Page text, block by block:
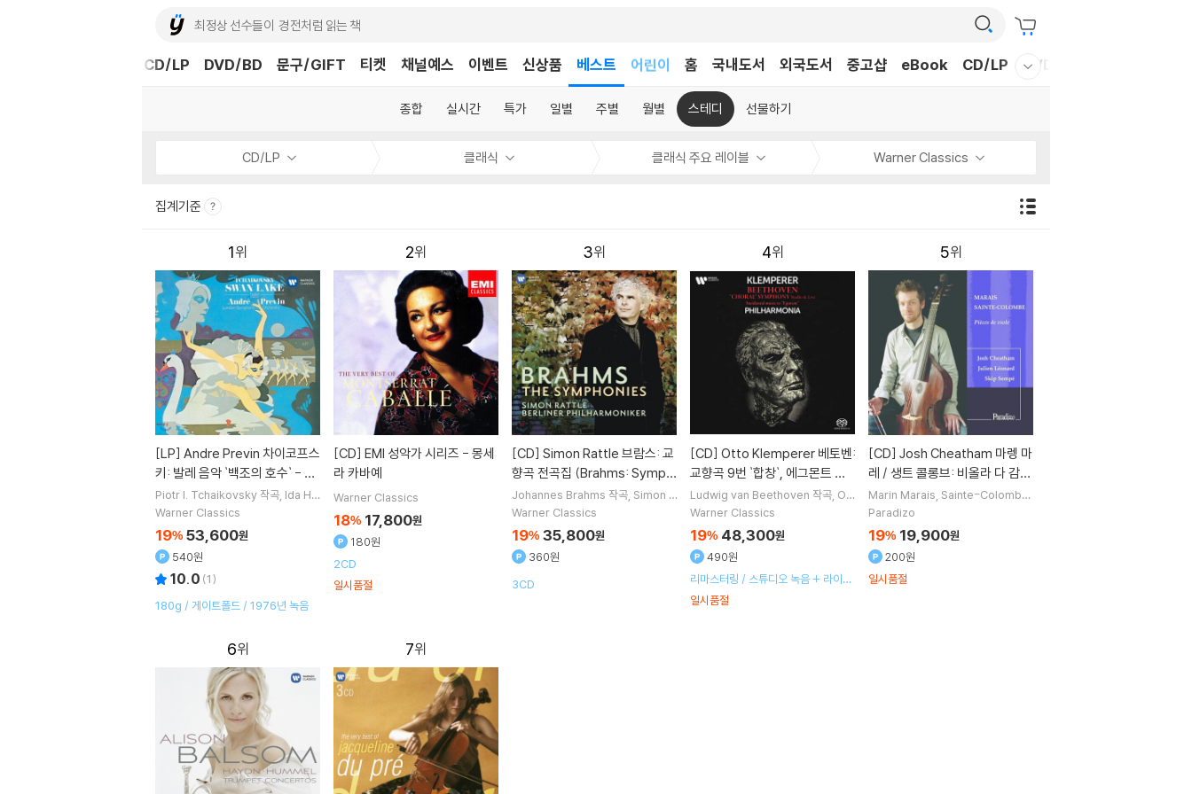
채널예스 이벤트 신상품 베스트
어린이
어린이
홈 국내도서 외국도서 중고샵 eBook CD/LP DVD/BD
CD/LP DVD/BD 문구/GIFT 티켓
종합 실시간 특가 일별 주별 월별 스테디 선물하기
CD/LP 클래식 클래식 주요 레이블 Warner Classics
집계기준
1
[LP]
키: 발레 음악 `백조의 호수` - 앙
드레 프레빈 (Tchaikovsky: S
wan Lake)[3LP]
Piotr I. Tchaikovsky 작곡 Ida Ha
endel연주 Andre Previn
케스트라
Warner Classics
19% 53,600원
540원
10.0 (1)
180g / 게이트폴드 / 1976년 녹음
2
[CD]
라 카바예
Warner Classics
18% 17,800원
180원
2CD
일시품절
3
[CD]
향곡 전곡집 (Brahms: Symph
onies Nos. 1-4 (Complete)
사이먼 래틀
Johannes Brahms 작곡 Simon R
attle지휘 Berliner Philharmonik
Warner Classics
19% 35,800원
360원
3CD
4
[CD]
교향곡 9번 `합창`, 에그몬트 서
곡 (Beethoven: Symphony
Op.125 `Choral`) [2 SACD Hy
brid]
Ludwig van Beethoven 작곡 Ott
o Klemperer지휘
Warner Classics
19% 48,300원
490원
리마스터링 / 스튜디오 녹음 + 라이브
녹음
일시품절
5
[CD]
레 / 생트 콜롱브: 비올라 다 감바
음악집 (Marin Marais / Sainte
-Colombe: Pieces de viole)
Marin Marais Sainte-Colombe
작곡 Josh Cheatham
Paradizo
19% 19,900원
200원
일시품절
6 7